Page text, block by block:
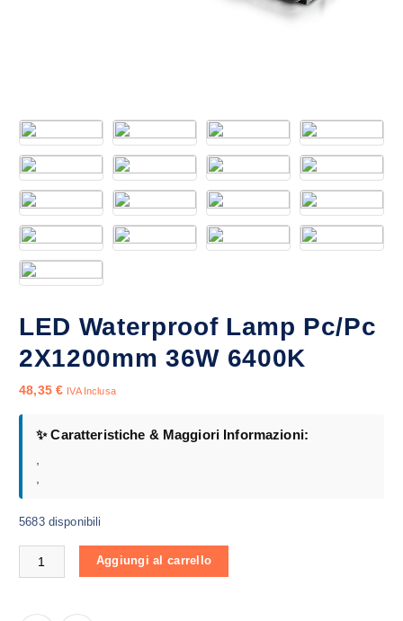
LED Waterproof Lamp Pc/Pc
2X1200mm 36W 6400K
48,35 € IVA Inclusa
✨ Caratteristiche & Maggiori Informazioni:
,
,
5683 disponibili
LED Waterproof Lamp Pc/Pc 2X1200mm 36W 6400K quantità
Aggiungi al carrello